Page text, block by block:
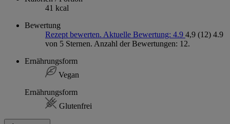
41 kcal
Bewertung
Rezept bewerten. Aktuelle Bewertung: 4.9 4,9 (12) 4.9
von 5 Sternen. Anzahl der Bewertungen: 12.
Ernährungsform
Vegan
Ernährungsform
Glutenfrei